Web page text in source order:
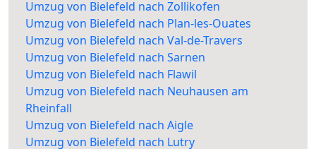
Umzug von Bielefeld nach Zollikofen
Umzug von Bielefeld nach Plan-les-Ouates
Umzug von Bielefeld nach Val-de-Travers
Umzug von Bielefeld nach Sarnen
Umzug von Bielefeld nach Flawil
Umzug von Bielefeld nach Neuhausen am
Rheinfall
Umzug von Bielefeld nach Aigle
Umzug von Bielefeld nach Lutry